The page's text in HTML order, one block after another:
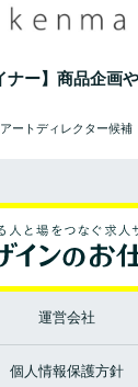
ナー】商品企画
ートディレクター候補
運営会社
個人情報保護方針